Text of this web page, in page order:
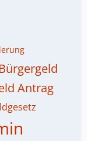
Bürgergeld
Antrag